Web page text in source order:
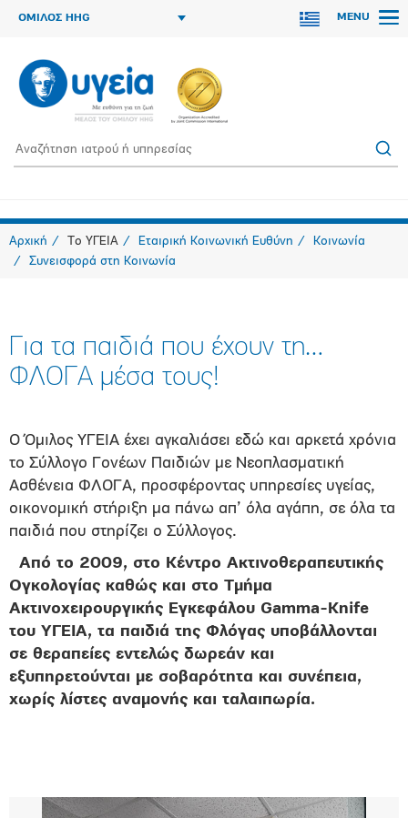
ΟΜΙΛΟΣ HHG MENU
Αρχική Το ΥΓΕΙΑ Εταιρική Κοινωνική Ευθύνη
Κοινωνία
Συνεισφορά στη Κοινωνία
Για τα παιδιά που έχουν τη…
ΦΛΟΓΑ μέσα τους!
Ο Όμιλος ΥΓΕΙΑ έχει αγκαλιάσει εδώ και αρκετά χρόνια
το Σύλλογο Γονέων Παιδιών με Νεοπλασματική
Ασθένεια ΦΛΟΓΑ, προσφέροντας υπηρεσίες υγείας,
οικονομική στήριξη μα πάνω απ’ όλα αγάπη, σε όλα τα
παιδιά που στηρίζει ο Σύλλογος.
Από το 2009, στο Κέντρο Ακτινοθεραπευτικής
Ογκολογίας καθώς και στο Tμήμα
Ακτινοχειρουργικής Εγκεφάλου Gamma-Knife
του ΥΓΕΙΑ, τα παιδιά της Φλόγας υποβάλλονται
σε θεραπείες εντελώς δωρεάν και
εξυπηρετούνται με σοβαρότητα και συνέπεια,
χωρίς λίστες αναμονής και ταλαιπωρία.